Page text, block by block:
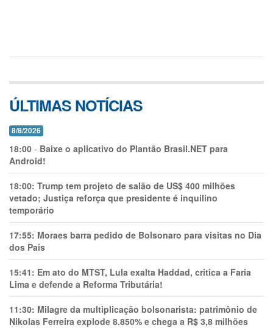
ÚLTIMAS NOTÍCIAS
8/8/2026
18:00 - Baixe o aplicativo do Plantão Brasil.NET para
Android!
18:00: Trump tem projeto de salão de US$ 400 milhões
vetado; Justiça reforça que presidente é inquilino
temporário
17:55: Moraes barra pedido de Bolsonaro para visitas no Dia
dos Pais
15:41: Em ato do MTST, Lula exalta Haddad, critica a Faria
Lima e defende a Reforma Tributária!
11:30: Milagre da multiplicação bolsonarista: patrimônio de
Nikolas Ferreira explode 8.850% e chega a R$ 3,8 milhões